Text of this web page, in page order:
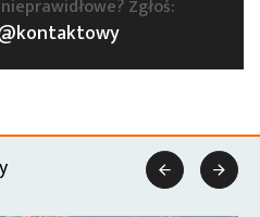
Zgłoś:
 